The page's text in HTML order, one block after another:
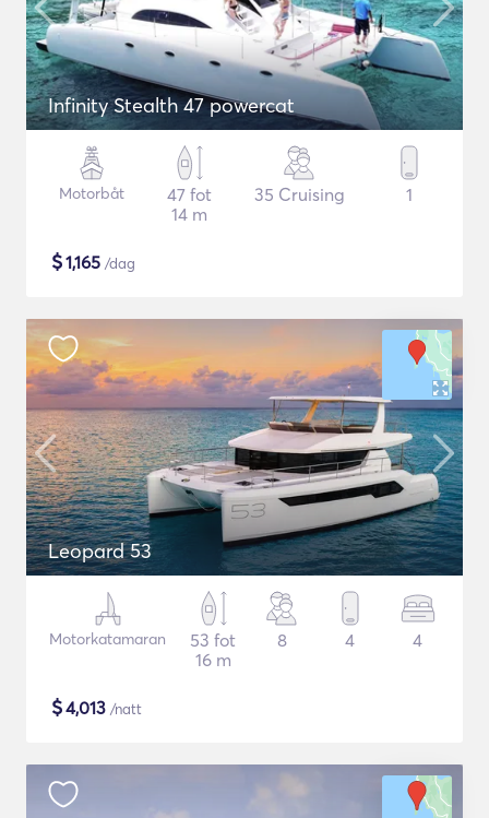
Infinity Stealth 47 powercat
Motorbåt
47 fot
14 m
35 Cruising 1
$1,165 /dag
Leopard 53
Motorkatamaran
53 fot
16 m
8 4 4
$4,013 /natt